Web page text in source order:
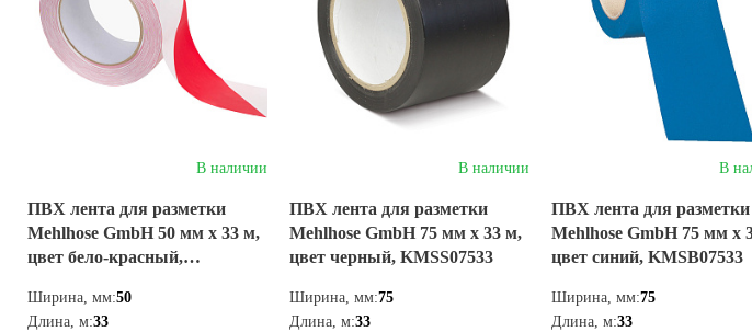
В наличии
ПВХ лента для разметки
Mehlhose GmbH 50 мм х 33 м,
цвет бело-красный,
Ширина, мм:50
Длина, м:33
В наличии
ПВХ лента для разметки
Mehlhose GmbH 75 мм х 33 м,
цвет черный, KMSS07533
Ширина, мм:75
Длина, м:33
В
ПВХ лента для разметки
Mehlhose GmbH 75 мм х
цвет синий, KMSB07533
Ширина, мм:75
Длина, м:33